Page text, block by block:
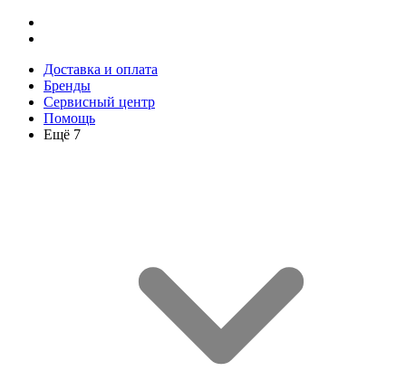
Доставка и оплата
Бренды
Сервисный центр
Помощь
Ещё 7